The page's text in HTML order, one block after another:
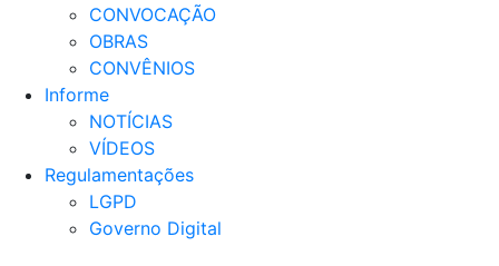
CONVOCAÇÃO
OBRAS
CONVÊNIOS
Informe
NOTÍCIAS
VÍDEOS
Regulamentações
LGPD
Governo Digital